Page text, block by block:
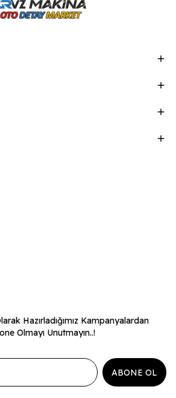
Hazırladığımız Kampanyalardan
Olmayı Unutmayın..!
ABONE OL